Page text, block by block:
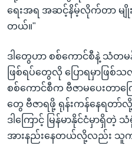
ရေးအရ အဆင့်နိမ့်လိုက်တာ မျို
တယ်။"
ဒါတွေဟာ စစ်ကောင်စီနဲ့ သံ
ဖြစ်ရပ်တွေလို ပြောရမှာဖြစ်
စစ်ကောင်စီက ဗီဇာမပေးတာ
တွေ ဗီဇာရဖို့ ရုန်းကန်နေရတာ်လို့
ဒါကြောင့် မြန်မာနိုင်ငံမှာရှိတဲ့
အားနည်းနေတယ်လို့လည်း သူက